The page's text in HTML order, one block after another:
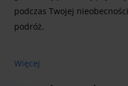
podczas Twojej
podróż.
Więcej